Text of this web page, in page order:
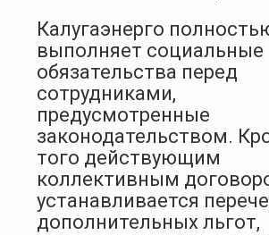
Калугаэнерго
выполняет социальные
обязательства перед
сотрудниками,
предусмотренные
законодательством.
того действующим
коллективным
устанавливается
дополнительных льгот,